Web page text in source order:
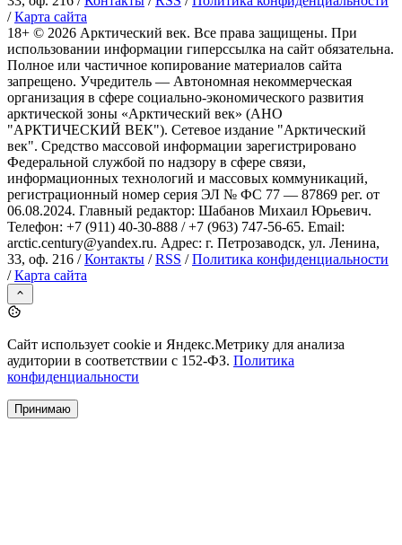
/Карта сайта
18+ © 2026 Арктический век. Все права защищены. При
использовании информации гиперссылка на сайт обязательна.
Полное или частичное копирование материалов сайта
запрещено. Учредитель — Автономная некоммерческая
организация в сфере социально-экономического развития
арктической зоны «Арктический век» (АНО
"АРКТИЧЕСКИЙ ВЕК"). Сетевое издание "Арктический
век". Средство массовой информации зарегистрировано
Федеральной службой по надзору в сфере связи,
информационных технологий и массовых коммуникаций,
регистрационный номер серия ЭЛ № ФС 77 — 87869 рег. от
06.08.2024. Главный редактор: Шабанов Михаил Юрьевич.
Телефон: +7 (911) 40-30-888 / +7 (963) 747-56-65. Email:
arctic.century@yandex.ru. Адрес: г. Петрозаводск, ул. Ленина,
33, оф. 216 /Контакты /RSS /Политика конфиденциальности
/Карта сайта
Сайт использует cookie и Яндекс.Метрику для анализа
аудитории в соответствии с 152-ФЗ. Политика
конфиденциальности
Принимаю